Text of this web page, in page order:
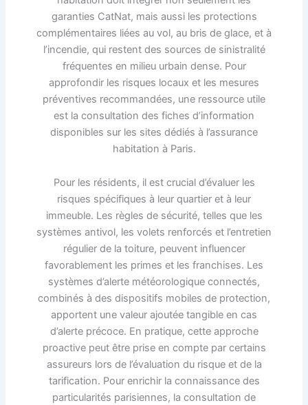
garanties CatNat, mais aussi les protections
complémentaires liées au vol, au bris de glace, et à
l’incendie, qui restent des sources de sinistralité
fréquentes en milieu urbain dense. Pour
approfondir les risques locaux et les mesures
préventives recommandées, une ressource utile
est la consultation des fiches d’information
disponibles sur les sites dédiés à l’assurance
habitation à Paris.
Pour les résidents, il est crucial d’évaluer les
risques spécifiques à leur quartier et à leur
immeuble. Les règles de sécurité, telles que les
systèmes antivol, les volets renforcés et l’entretien
régulier de la toiture, peuvent influencer
favorablement les primes et les franchises. Les
systèmes d’alerte météorologique connectés,
combinés à des dispositifs mobiles de protection,
apportent une valeur ajoutée tangible en cas
d’alerte précoce. En pratique, cette approche
proactive peut être prise en compte par certains
assureurs lors de l’évaluation du risque et de la
tarification. Pour enrichir la connaissance des
particularités parisiennes, la consultation de